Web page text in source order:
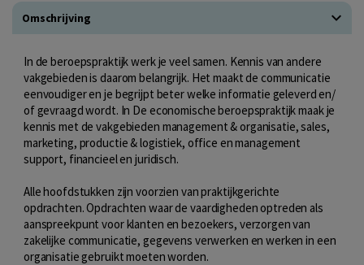
Omschrijving
In de beroepspraktijk werk je veel samen. Kennis van andere
vakgebieden is daarom belangrijk. Het maakt de communicatie
eenvoudiger en je begrijpt beter welke informatie geleverd en/
of gevraagd wordt. In De economische beroepspraktijk maak je
kennis met de vakgebieden management & organisatie, sales,
marketing, productie & logistiek, office en management
support, financieel en juridisch.
Alle hoofdstukken zijn voorzien van praktijkgerichte
opdrachten. Opdrachten waar de vaardigheden optreden als
aanspreekpunt voor klanten en bezoekers, verzorgen van
zakelijke communicatie, gegevens verwerken en werken in een
organisatie gebruikt moeten worden.